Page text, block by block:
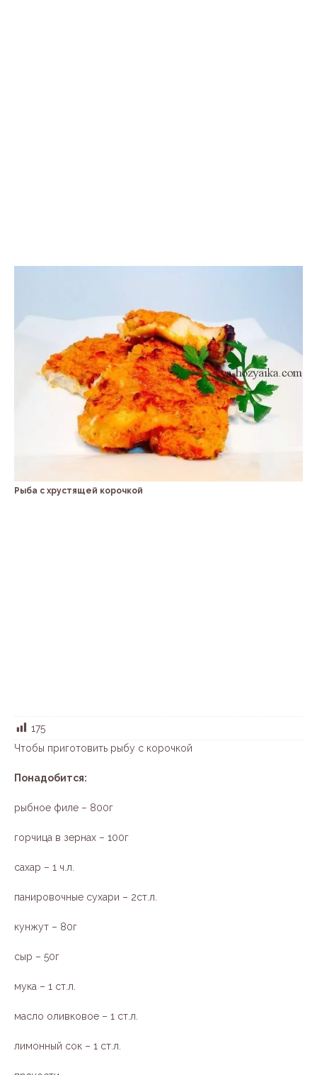
Рыба с хрустящей корочкой
175
Чтобы приготовить рыбу с корочкой
Понадобится:
рыбное филе – 800г
горчица в зернах – 100г
сахар – 1 ч.л.
панировочные сухари – 2ст.л.
кунжут – 80г
сыр – 50г
мука – 1 ст.л.
масло оливковое – 1 ст.л.
лимонный сок – 1 ст.л.